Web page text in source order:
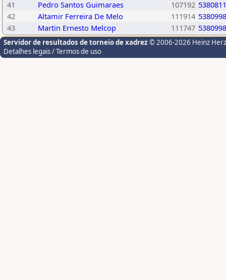
41 Pedro Santos Guimaraes 107192
42
Altamir Ferreira De Melo 111914
43
Martin Ernesto Melcop 111747
Servidor de resultados de torneio de xadrez © 2006-2026 Heinz
Detalhes legais / Termos de uso